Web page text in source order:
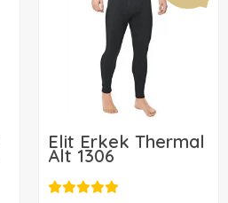
Elit Erkek Thermal
Alt 1306
14,80 USD